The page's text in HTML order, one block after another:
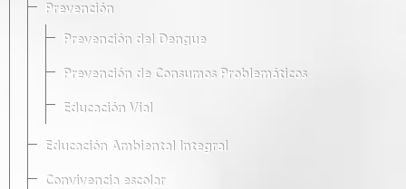
Prevención
Prevención del Dengue
Prevención de Consumos Problemáticos
Educación Vial
Educación Ambiental Integral
Convivencia escolar